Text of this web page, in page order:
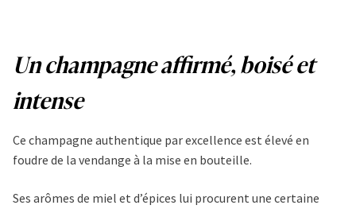
Un champagne affirmé, boisé et
intense
Ce champagne authentique par excellence est élevé en
foudre de la vendange à la mise en bouteille.
Ses arômes de miel et d’épices lui procurent une certaine